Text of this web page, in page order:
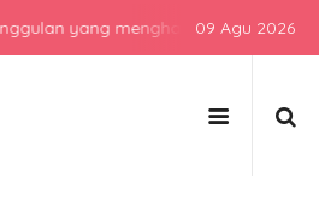
yang menghasilkan lulusan
09 Agu 2026